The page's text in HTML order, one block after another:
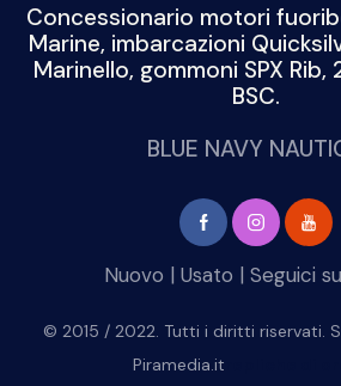
Concessionario motori
Marine, imbarcazioni
Marinello, gommoni SPX Rib,
BSC.
BLUE NAVY
© 2015 / 2022. Tutti i diritti riservati.
Piramedia.it
Nuovo | Usato | Seguici